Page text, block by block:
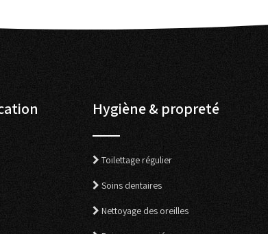
Hygiène & propreté
Toilettage régulier
Soins dentaires
Nettoyage des oreilles